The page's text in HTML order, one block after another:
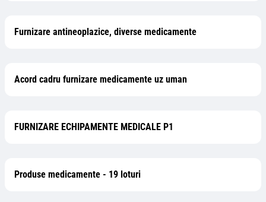
Furnizare antineoplazice, diverse medicamente
Acord cadru furnizare medicamente uz uman
FURNIZARE ECHIPAMENTE MEDICALE P1
Produse medicamente - 19 loturi